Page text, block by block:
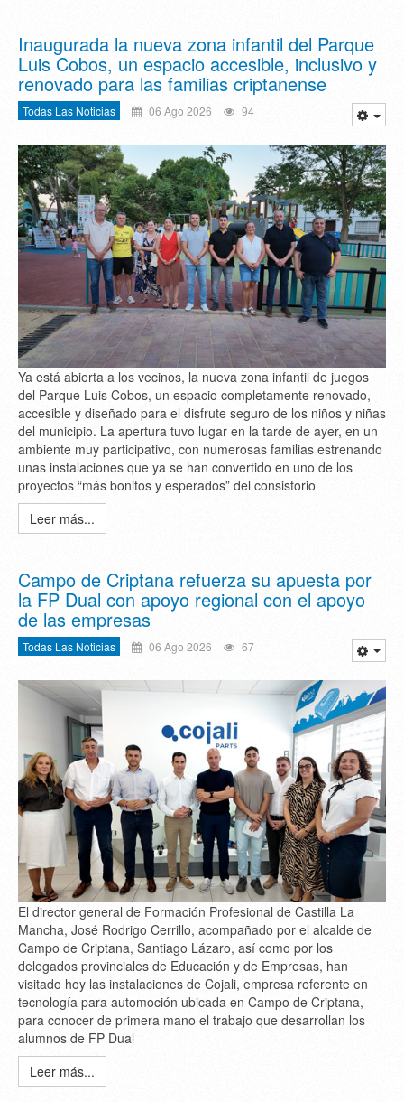
Inaugurada la nueva zona infantil del Parque
Luis Cobos, un espacio accesible, inclusivo y
renovado para las familias criptanense
Todas Las Noticias 06 Ago 2026 94
Ya está abierta a los vecinos, la nueva zona infantil de juegos
del Parque Luis Cobos, un espacio completamente renovado,
accesible y diseñado para el disfrute seguro de los niños y niñas
del municipio. La apertura tuvo lugar en la tarde de ayer, en un
ambiente muy participativo, con numerosas familias estrenando
unas instalaciones que ya se han convertido en uno de los
proyectos “más bonitos y esperados” del consistorio
Leer más...
Campo de Criptana refuerza su apuesta por
la FP Dual con apoyo regional con el apoyo
de las empresas
Todas Las Noticias 06 Ago 2026 67
El director general de Formación Profesional de Castilla La
Mancha, José Rodrigo Cerrillo, acompañado por el alcalde de
Campo de Criptana, Santiago Lázaro, así como por los
delegados provinciales de Educación y de Empresas, han
visitado hoy las instalaciones de Cojali, empresa referente en
tecnología para automoción ubicada en Campo de Criptana,
para conocer de primera mano el trabajo que desarrollan los
alumnos de FP Dual
Leer más...